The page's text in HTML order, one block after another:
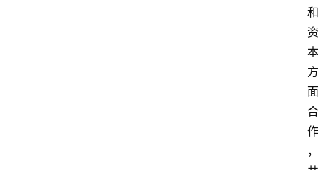
和
资
本
方
面
合
作
，